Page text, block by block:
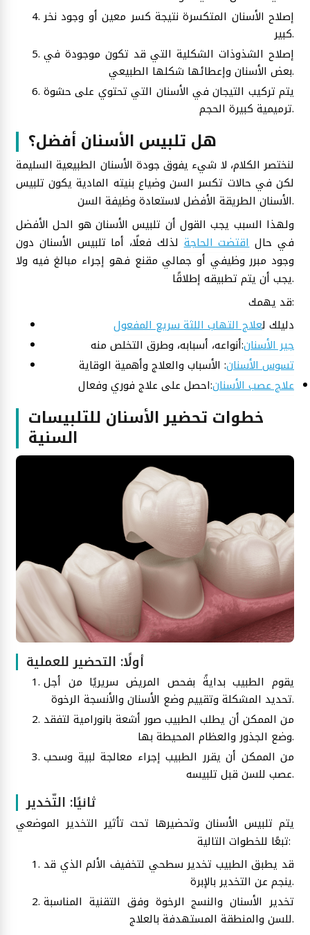
إصلاح الأسنان المتكسرة نتيجة كسر معين أو وجود نخر
كبير.
إصلاح الشذوذات الشكلية التي قد تكون موجودة في
بعض الأسنان وإعطائها شكلها الطبيعي.
يتم تركيب التيجان في الأسنان التي تحتوي على حشوة
ترميمية كبيرة الحجم.
هل تلبيس الأسنان أفضل؟
لنختصر الكلام، لا شيء يفوق جودة الأسنان الطبيعية السليمة
لكن في حالات تكسر السن وضياع بنيته المادية يكون تلبيس
الأسنان الطريقة الأفضل لاستعادة وظيفة السن.
ولهذا السبب يجب القول أن تلبيس الأسنان هو الحل الأفضل
في حالاقتضت الحاجةلذلك فعلًا، أما تلبيس الأسنان دون
وجود مبرر وظيفي أو جمالي مقنع فهو إجراء مبالغ فيه ولا
يجب أن يتم تطبيقه إطلاقًا.
قد يهمك:
دليلك لعلاج التهاب اللثة سريع المفعول
جير الأسنان:أنواعه، أسبابه، وطرق التخلص منه
تسوس الأسنان: الأسباب والعلاج وأهمية الوقاية
علاج عصب الأسنان:احصل على علاج فوري وفعال
خطوات تحضير الأسنان للتلبيسات
السنية
أولًا: التحضير للعملية
يقوم الطبيب بدايةً بفحص المريض سريريًا من أجل
تحديد المشكلة وتقييم وضع الأسنان والأنسجة الرخوة.
من الممكن أن يطلب الطبيب صور أشعة بانورامية لتفقد
وضع الجذور والعظام المحيطة بها.
من الممكن أن يقرر الطبيب إجراء معالجة لبية وسحب
عصب للسن قبل تلبيسه.
ثانيًا: التّخدير
يتم تلبيس الأسنان وتحضيرها تحت تأثير التخدير الموضعي
تبعًا للخطوات التالية:
قد يطبق الطبيب تخدير سطحي لتخفيف الألم الذي قد
ينجم عن التخدير بالإبرة.
تخدير الأسنان والنسج الرخوة وفق التقنية المناسبة
للسن والمنطقة المستهدفة بالعلاج.